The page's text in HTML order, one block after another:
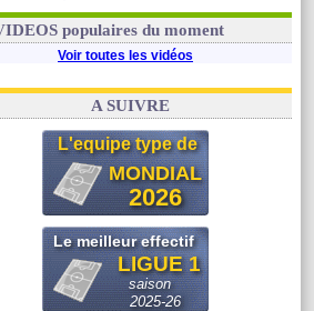
: Torres souhaite rejoindre le PSG !
populaires du moment
Voir toutes les vidéos
A SUIVRE
L'equipe type de
MONDIAL
2026
Le meilleur effectif
LIGUE 1
saison
2025-26